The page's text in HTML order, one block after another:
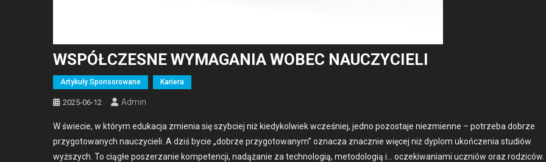
WSPÓŁCZESNE WYMAGANIA WOBEC NAUCZYCIELI
Artykuły Sponsorowane Kariera
2025-06-12 Admin
W świecie, w którym edukac­ja zmienia się szy­b­ciej niż kiedykol­wiek wcześniej, jed­no pozosta­je niezmi­enne – potrze­ba dobrze
przy­go­towanych nauczy­cieli. A dziś bycie „dobrze przy­go­towanym” oznacza znacznie więcej niż dyplom ukończenia studiów
wyższych. To ciągłe posz­erzanie kom­pe­tencji, nadążanie za tech­nologią, metodologią i… oczeki­wa­ni­a­mi uczniów oraz rodz­iców.